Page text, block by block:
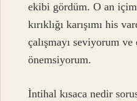
ekibi gördüm. O an
kırıklığı karışımı his
çalışmayı seviyorum ve
önemsiyorum.
İntihal kısaca nedir